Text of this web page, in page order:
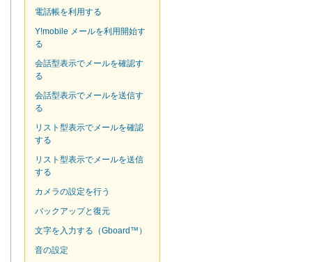
電話帳を利用する
Y!mobile メールを利用開始す
る
会話型表示でメールを確認す
る
会話型表示でメールを送信す
る
リスト型表示でメールを確認
する
リスト型表示でメールを送信
する
カメラの設定を行う
バックアップと復元
文字を入力する（Gboard™）
音の設定